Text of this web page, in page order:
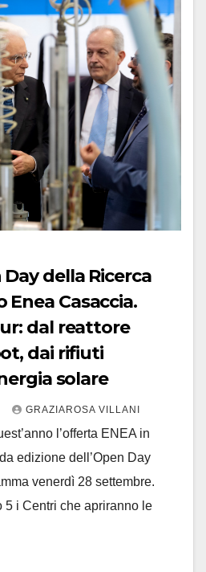
Day della Ricerca
Casaccia.
dal reattore
solare
GRAZIAROSA VILLANI
l’offerta ENEA in
edizione dell’Open Day
venerdì 28 settembre.
5 i Centri che apriranno le